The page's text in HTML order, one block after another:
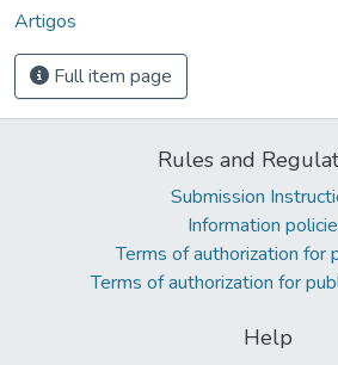
Artigos
Full item page
Rules and
Submission
Information
Terms of authorization for
Terms of authorization for
Help